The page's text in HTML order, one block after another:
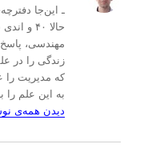
ـ این‌جا
حالا
مهندسی،
زندگی را در
که مدیریت
به این علم را
دیدن همه‌ی